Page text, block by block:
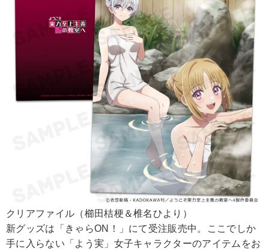
クリアファイル（櫛田桔梗＆椎名ひより）
新グッズは「きゃらON！」にて受注販売中。ここでしか
手に入らない「よう実」女子キャラクターのアイテムをお